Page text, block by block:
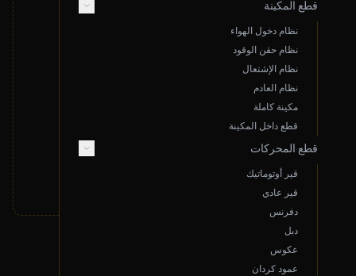
قطع المكينة
نظام دخول الهواء
نظام حقن الوقود
نظام الإشتعال
نظام العادم
مكينة كاملة
قطع داخل المكينة
قطع المحركات
قير أوتوماتيك
قير عادي
دفرنس
دبل
عكوس
عمود كردان
لا توجد نتائج مطابقة لبحثك
قم بتغيير معايير البحث أو قدم طلب خاص
منتجات أخرى قد تعجبك